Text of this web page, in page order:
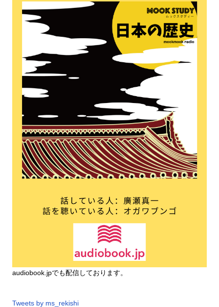
audiobook.jpでも配信しております。
Tweets by ms_rekishi